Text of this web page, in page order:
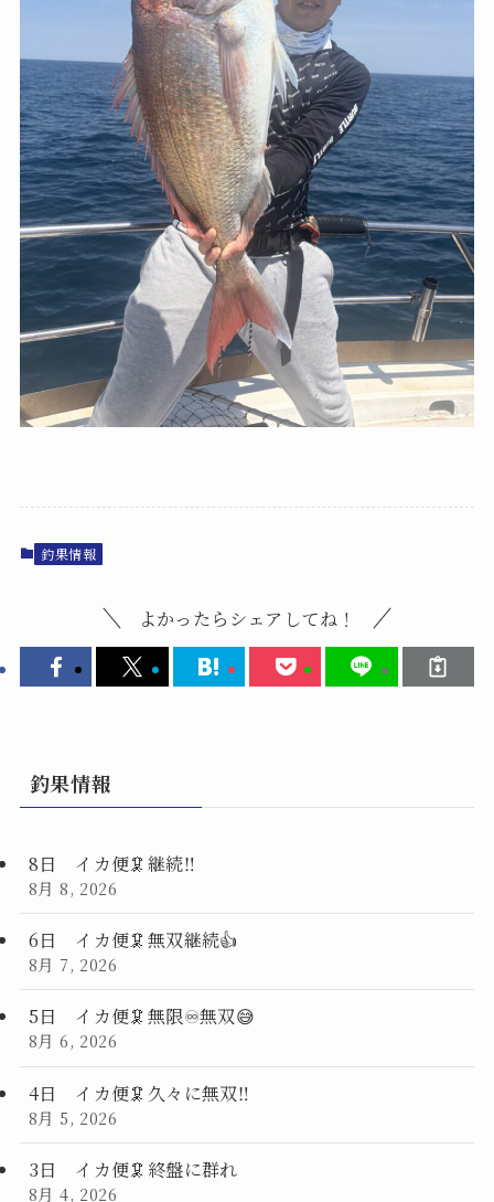
釣果情報
よかったらシェアしてね！
釣果情報
8日 イカ便🦑継続‼️
8月 8, 2026
6日 イカ便🦑無双継続👍
8月 7, 2026
5日 イカ便🦑無限♾️無双😅
8月 6, 2026
4日 イカ便🦑久々に無双‼️
8月 5, 2026
3日 イカ便🦑終盤に群れ
8月 4, 2026